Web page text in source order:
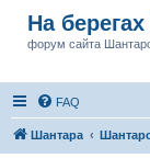
На
форум сайта
FAQ
Шантара